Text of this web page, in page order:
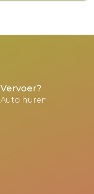
Vervoer?
Auto huren